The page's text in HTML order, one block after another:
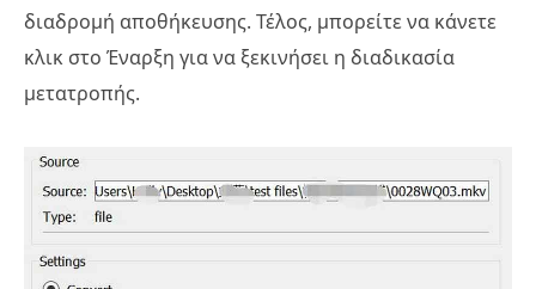
διαδρομή αποθήκευσης. Τέλος, μπορείτε να κάνετε
κλικ στο Έναρξη για να ξεκινήσει η διαδικασία
μετατροπής.